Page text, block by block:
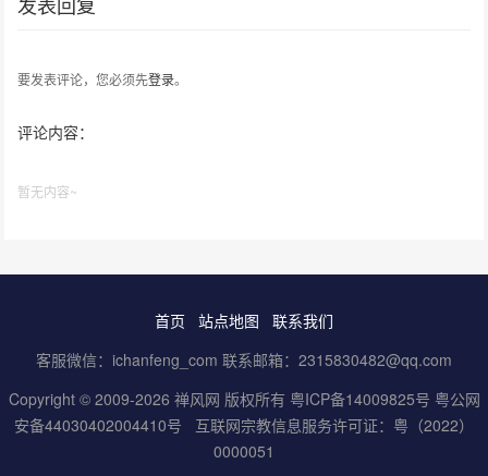
要发表评论，您必须先登录。
评论内容：
暂无内容~
首页 站点地图
联系我们
客服微信：ichanfeng_com 联系邮箱：2315830482@qq.com
Copyright © 2009-2026 禅风网 版权所有 粤ICP备14009825号 粤公网
安备44030402004410号
互联网宗教信息服务许可证：粤（2022）
0000051